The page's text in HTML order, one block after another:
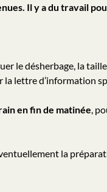
Il y a du travail
le désherbage, la
lettre d’information
en fin de matinée,
la